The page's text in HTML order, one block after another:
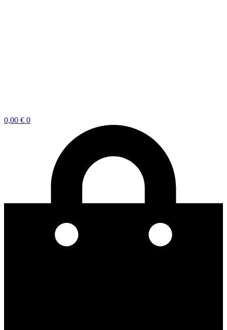
0,00 € 0